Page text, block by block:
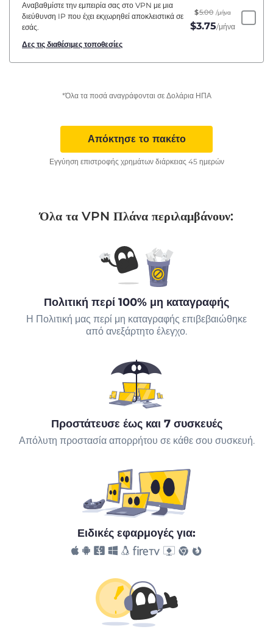
Αναβαθμίστε την εμπειρία σας στο VPN με μια
διεύθυνση IP που έχει εκχωρηθεί αποκλειστικά σε
εσάς.
Δες τις διαθέσιμες τοποθεσίες
$5.00 /μήνα
$3.75/μήνα
*Όλα τα ποσά αναγράφονται σε Δολάρια ΗΠΑ
Απόκτησε το πακέτο
Εγγύηση επιστροφής χρημάτων διάρκειας 45 ημερών
Όλα τα VPN Πλάνα περιλαμβάνουν:
Πολιτική περί 100% μη καταγραφής
Η Πολιτική μας περί μη καταγραφής επιβεβαιώθηκε
από ανεξάρτητο έλεγχο.
Προστάτευσε έως και 7 συσκευές
Απόλυτη προστασία απορρήτου σε κάθε σου συσκευή.
Ειδικές εφαρμογές για: